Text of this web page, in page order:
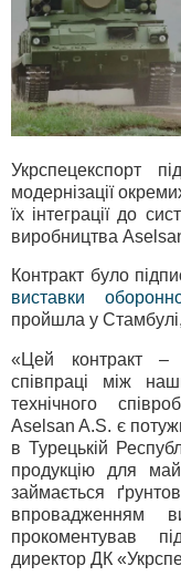
Укрспецекспорт
модернізації
їх інтеграції до
виробництва
Контракт було
виставки
пройшла у
«Цей контракт –
співпраці між
технічного
Aselsan A.S. є
в Турецькій
продукцію для
займається
впровадженням
прокоментував
директор ДК